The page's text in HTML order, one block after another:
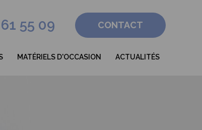
CONTACT
55 09
MATÉRIELS D'OCCASION ACTUALITÉS